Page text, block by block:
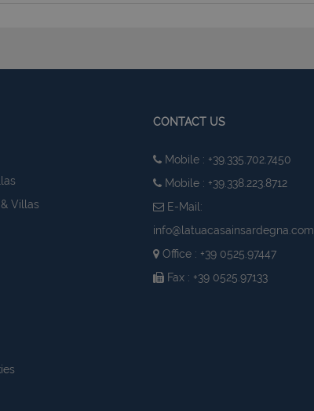
Villas
CONTACT US
Mobile : +39.335.702.7450
Mobile : +39.338.223.8712
E-Mail:
info@latuacasainsardegna.com
Office : +39 0525.97447
Fax : +39 0525.97133